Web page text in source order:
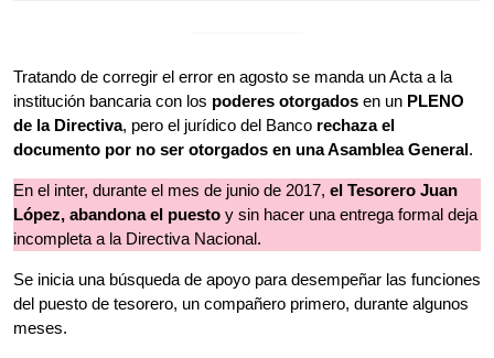
Tratando de corregir el error en agosto se manda un Acta a la
institución bancaria con los poderes otorgados en un PLENO
de la Directiva, pero el jurídico del Banco rechaza el
documento por no ser otorgados en una Asamblea General.
En el inter, durante el mes de junio de 2017, el Tesorero Juan
López, abandona el puesto y sin hacer una entrega formal deja
incompleta a la Directiva Nacional.
Se inicia una búsqueda de apoyo para desempeñar las funciones
del puesto de tesorero, un compañero primero, durante algunos
meses.